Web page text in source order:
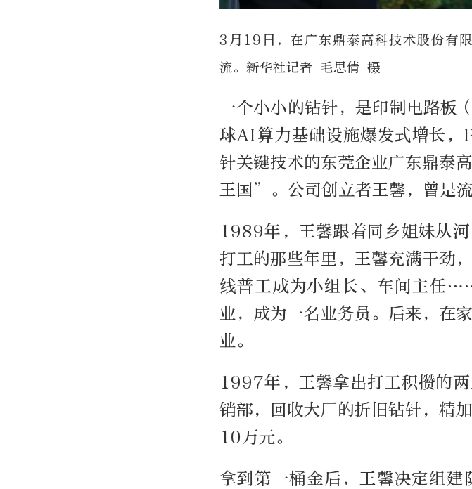
3月19日，在广东鼎泰高科技术股份有
流。新华社记者 毛思倩 摄
一个小小的钻针，是印制电路板
球AI算力基础设施爆发式增长，
针关键技术的东莞企业广东鼎泰
王国”。公司创立者王馨，曾是
1989年，王馨跟着同乡姐妹从河
打工的那些年里，王馨充满干劲
线普工成为小组长、车间主任
业，成为一名业务员。后来，在
业。
1997年，王馨拿出打工积攒的
销部，回收大厂的折旧钻针，精
10万元。
拿到第一桶金后，王馨决定组